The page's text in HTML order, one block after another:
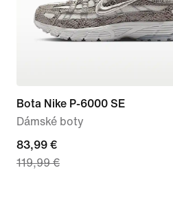
Bota Nike P-6000 SE
Dámské boty
current
price
83,99 €
119,99 €